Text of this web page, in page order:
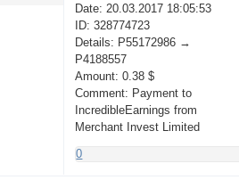
Date: 20.03.2017 18:05:53
ID: 328774723
Details: P55172986 →
P4188557
Amount: 0.38 $
Comment: Payment to
IncredibleEarnings from
Merchant Invest Limited
0